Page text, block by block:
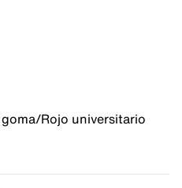
Rojo universitario